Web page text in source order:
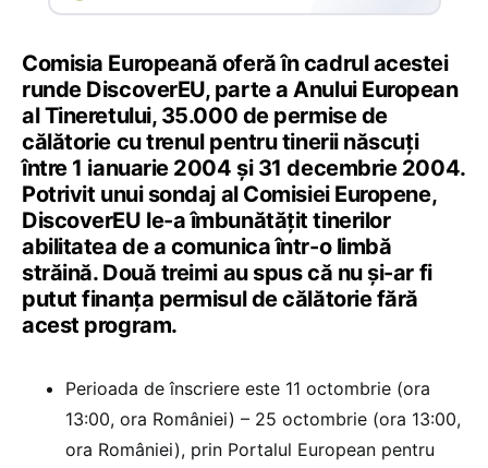
Comisia Europeană oferă în cadrul acestei
runde DiscoverEU, parte a Anului European
al Tineretului, 35.000 de permise de
călătorie cu trenul pentru tinerii născuți
între 1 ianuarie 2004 și 31 decembrie 2004.
Potrivit unui sondaj al Comisiei Europene,
DiscoverEU le-a îmbunătățit tinerilor
abilitatea de a comunica într-o limbă
străină. Două treimi au spus că nu și-ar fi
putut finanța permisul de călătorie fără
acest program.
Perioada de înscriere este 11 octombrie (ora
13:00, ora României) – 25 octombrie (ora 13:00,
ora României), prin Portalul European pentru